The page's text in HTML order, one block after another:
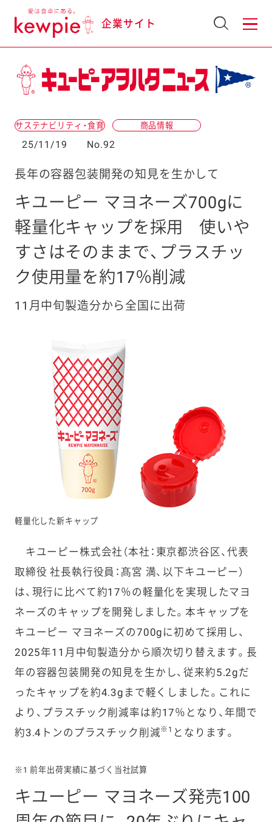
企業サイト
サステナビリティ・食育 商品情報
25/11/19 No.92
長年の容器包装開発の知見を生かして
キユーピー マヨネーズ700gに
軽量化キャップを採用
使いや
すさはそのままで、プラスチッ
ク使用量を約17％削減
11月中旬製造分から全国に出荷
軽量化した新キャップ
キユーピー株式会社（本社：東京都渋谷区、代表
取締役 社長執行役員：髙宮 満、以下キユーピー）
は、 現行に比べて約17％の軽量化を実現したマヨ
ネーズのキャップを開発しました。本キャップを
キユーピー マヨネーズの700g に初めて採用し、
2025年11 月中旬製造分から順次切り替えます。長
年の容器包装開発の知見を生かし、従来約5.2gだ
ったキャップを約4.3g まで軽くしました。これに
より、プラスチック削減率は約17％となり、年間で
約3.4 トンのプラスチック削減※ 1 となります。
※1 前年出荷実績に基づく当社試算
キユーピー マヨネーズ発売100